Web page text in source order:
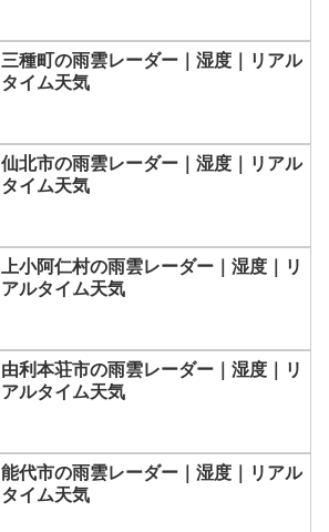
三種町の雨雲レーダー｜湿度｜リアル
タイム天気
仙北市の雨雲レーダー｜湿度｜リアル
タイム天気
上小阿仁村の雨雲レーダー｜湿度｜リ
アルタイム天気
由利本荘市の雨雲レーダー｜湿度｜リ
アルタイム天気
能代市の雨雲レーダー｜湿度｜リアル
タイム天気